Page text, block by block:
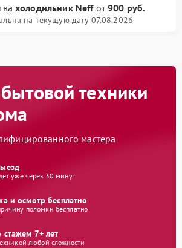
холодильник Neffот900 руб.
на текущую дату 07.08.2026
техники
мастера
уже через 30 минут
и осмотр бесплатно
поломки бесплатно
стажем 7+ лет
любой сложности